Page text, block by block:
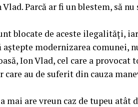
Parcă ar fi un blestem, să
blocate de aceste ilegalități,
modernizarea comunei,
Ion Vlad, cel care a provocat
au de suferit din cauza
mai are vreun caz de tupeu atât